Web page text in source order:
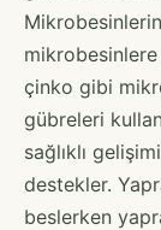
çinko gibi
gübreleri
sağlıklı
destekler.
beslerken